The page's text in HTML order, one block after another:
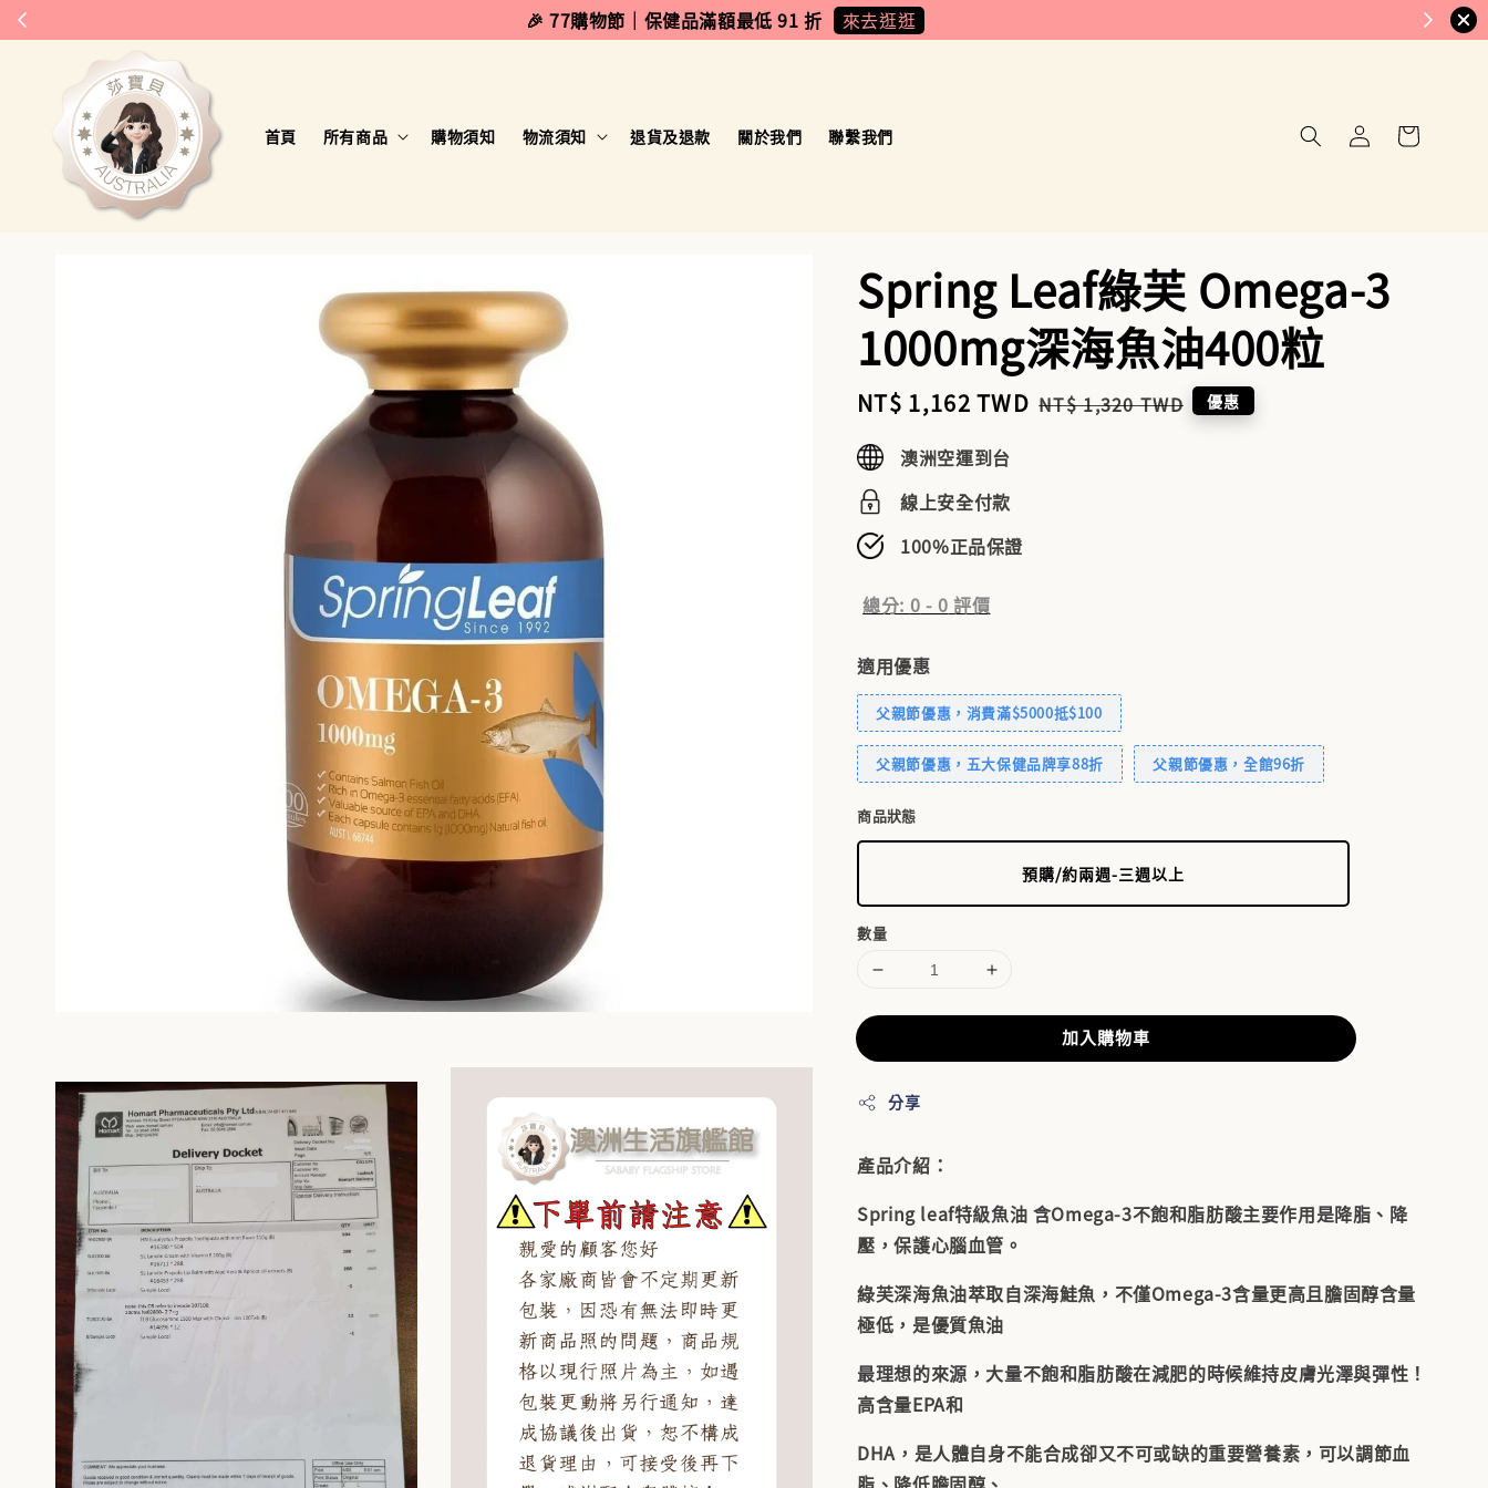
🎉 77購物節｜保健品滿額最低 91 折 來去逛逛
首頁 所有商品 購物須知 物流須知 退貨及退款 關於我們 聯繫我們
Spring Leaf綠芙 Omega-3
1000mg深海魚油400粒
Sale
price
NT$ 1,162 TWD Regular
NT$ 1,320 TWD 優惠
澳洲空運到台
線上安全付款
100%正品保證
總分: 0 - 0 評價
適用優惠
父親節優惠，消費滿$5000抵$100
父親節優惠，五大保健品牌享88折 父親節優惠，全館96折
商品狀態
預購/約兩週-三週以上
數量
加入購物車
分享
產品介紹：
Spring leaf特級魚油 含Omega-3不飽和脂肪酸主要作用是降脂、降
壓，保護心腦血管。
綠芙深海魚油萃取自深海鮭魚，不僅Omega-3含量更高且膽固醇含量
極低，是優質魚油
最理想的來源，大量不飽和脂肪酸在減肥的時候維持皮膚光澤與彈性！
高含量EPA和
DHA，是人體自身不能合成卻又不可或缺的重要營養素，可以調節血